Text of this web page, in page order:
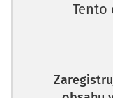
Tento